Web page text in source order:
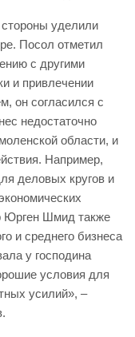
уделили
Посол отметил
с другими
и привлечении
он согласился с
недостаточно
области, и
Например,
деловых кругов и
Юрген Шмид также
и среднего бизнеса
у господина
условия для
усилий», –